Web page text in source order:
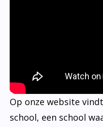
Op onze website
school, een school